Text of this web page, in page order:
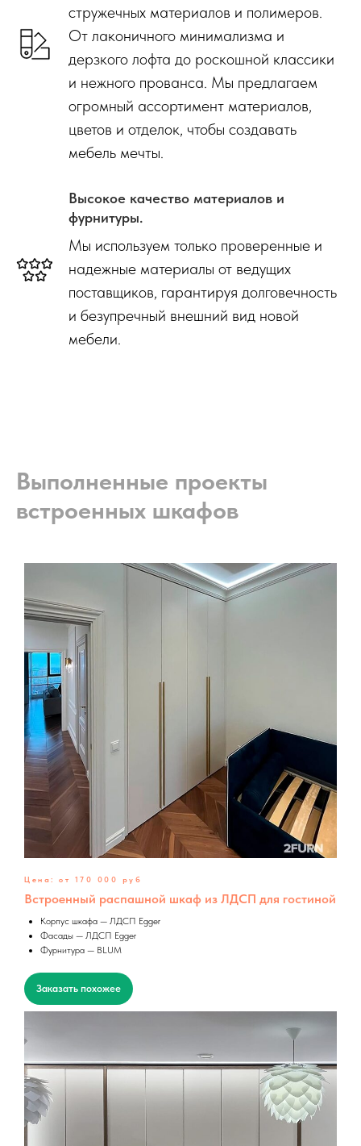
стружечных материалов и полимеров.
От лаконичного минимализма и
дерзкого лофта до роскошной классики
и нежного прованса. Мы предлагаем
огромный ассортимент материалов,
цветов и отделок, чтобы создавать
мебель мечты.
Высокое качество материалов и
фурнитуры.
Мы используем только проверенные и
надежные материалы от ведущих
поставщиков, гарантируя долговечность
и безупречный внешний вид новой
мебели.
Выполненные проекты
встроенных шкафов
Цена: от 170 000 руб
Встроенный распашной шкаф из ЛДСП для гостиной
Корпус шкафа — ЛДСП Egger
Фасады — ЛДСП Egger
Фурнитура — BLUM
Заказать похожее